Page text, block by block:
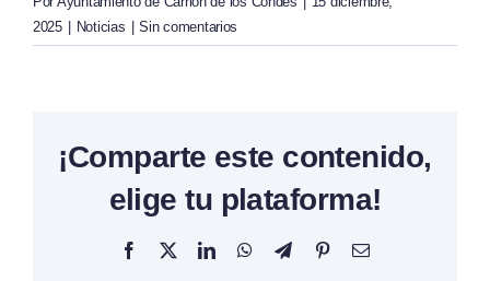
2025
Noticias Sin comentarios
¡Comparte este contenido,
elige tu plataforma!
Facebook
X LinkedInWhatsAppTelegramPinterestCorreo